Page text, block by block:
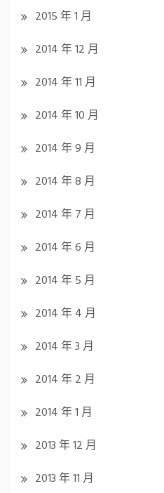
2015 年 1 月
2014 年 12 月
2014 年 11 月
2014 年 10 月
2014 年 9 月
2014 年 8 月
2014 年 7 月
2014 年 6 月
2014 年 5 月
2014 年 4 月
2014 年 3 月
2014 年 2 月
2014 年 1 月
2013 年 12 月
2013 年 11 月